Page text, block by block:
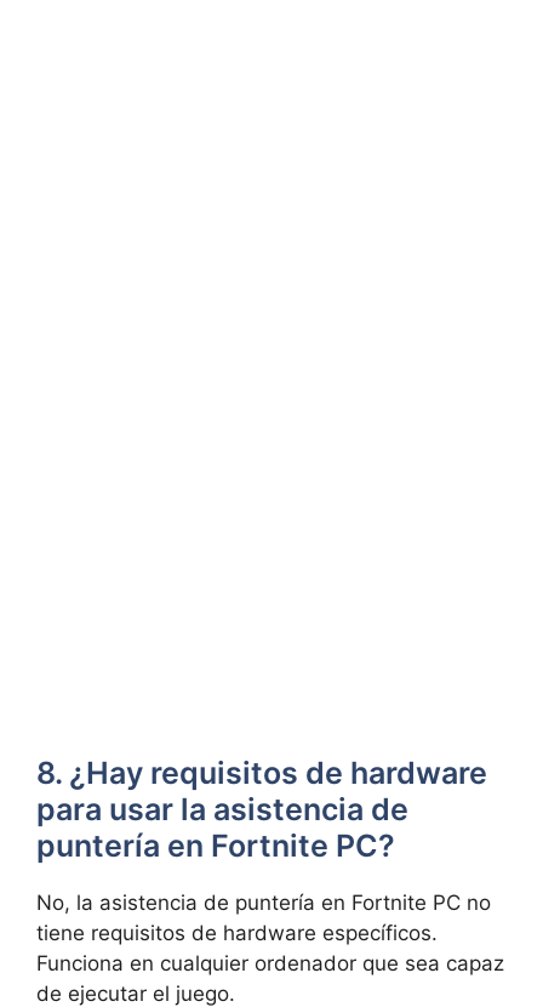
8. ¿Hay requisitos de hardware
para usar la asistencia de
puntería en Fortnite PC?
No, la asistencia de puntería en Fortnite PC no
tiene requisitos de hardware específicos.
Funciona en cualquier ordenador que sea capaz
de ejecutar el juego.